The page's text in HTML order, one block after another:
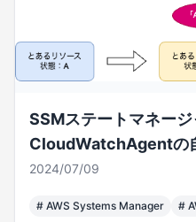
SSMステートマネー
CloudWatchAgentの
2024/07/09
# AWS Systems Manager #